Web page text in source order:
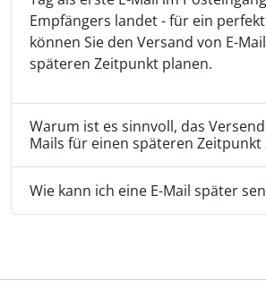
Empfängers landet - für ein
können Sie den Versand von E-
späteren Zeitpunkt planen.
Warum ist es sinnvoll, das
Mails für einen späteren Zeitpunkt
Wie kann ich eine E-Mail später